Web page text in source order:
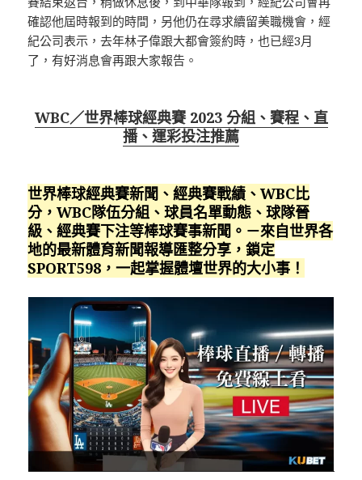
確認他屆時報到的時間，另他仍在尋求續留美職機會，經
紀公司表示，去年林子偉跟大都會簽約時，也已經3月
了，有好消息會再跟大家報告。
WBC／世界棒球經典賽 2023 分組、賽程、直
播、運彩投注推薦
世界棒球經典賽新聞、經典賽戰績、WBC比
分，WBC隊伍分組、球員名單動態、球隊晉
級、經典賽下注等棒球賽事新聞。－來自世界各
地的最新體育新聞報導匯整分享，鎖定
SPORT598，一起掌握體壇世界的大小事！